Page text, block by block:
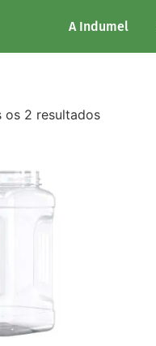
A Indumel
produto / 89
2 resultados